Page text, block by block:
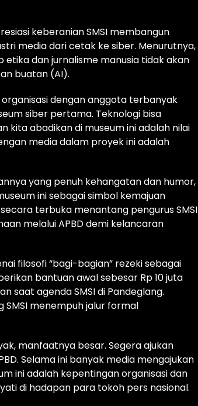
keberanian SMSI membangun
media dari cetak ke siber. Menurutnya,
dan jurnalisme manusia tidak akan
buatan (AI).
organisasi dengan anggota terbanyak
siber pertama. Teknologi bisa
kita abadikan di museum ini adalah nilai
media dalam proyek ini adalah
yang penuh kehangatan dan humor,
ini sebagai simbol kemajuan
terbuka menantang pengurus SMSI
melalui APBD demi kelancaran
filosofi “bagi-bagian” rezeki sebagai
bantuan awal sebesar Rp 10 juta
saat agenda SMSI di Pandeglang.
SMSI menempuh jalur formal
manfaatnya besar. Segera ajukan
Selama ini banyak media mengajukan
ini adalah kepentingan organisasi dan
di hadapan para tokoh pers nasional.